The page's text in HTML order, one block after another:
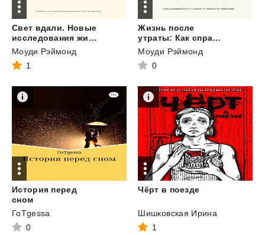
Свет вдали. Новые
исследования жизни после жизни
Моуди Рэймонд
1
Жизнь после
утраты: Как справиться с горем и обрести надежду
Моуди Рэймонд
0
История перед
сном
ГоТgessa
0
Чёрт в поезде
Шишковская Ирина
1